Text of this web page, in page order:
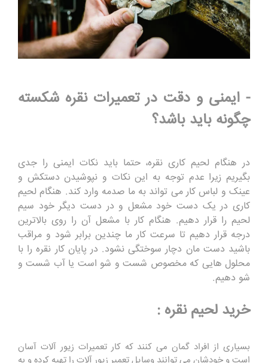
- ایمنی و دقت در تعمیرات نقره شکسته
چگونه باید باشد؟
در هنگام لحیم کاری نقره، حتما باید نکات ایمنی را جدی
بگیریم زیرا عدم توجه به این نکات و نپوشیدن دستکش و
عینک و لباس کار می تواند به ما صدمه وارد کند. هنگام لحیم
کاری در یک دست خود مشعل و در دست دیگر خود سیم
لحیم را قرار دهیم. هنگام کار با مشعل آن را روی بالاترین
درجه قرار دهیم تا سرعت کار ما چندین برابر شود و مراقب
باشید دست مان دچار سوختگی نشود. در پایان کار نقره را با
محلول هایی که مخصوص شست و شو است یا آب شست و
شو دهیم.
خرید لحیم نقره :
بسیاری از افراد گمان می کنند که کار تعمیرات زیور آلات آسان
است و خودشان می توانند وسایل تعمیر زیور آلات را تهیه کرده و به